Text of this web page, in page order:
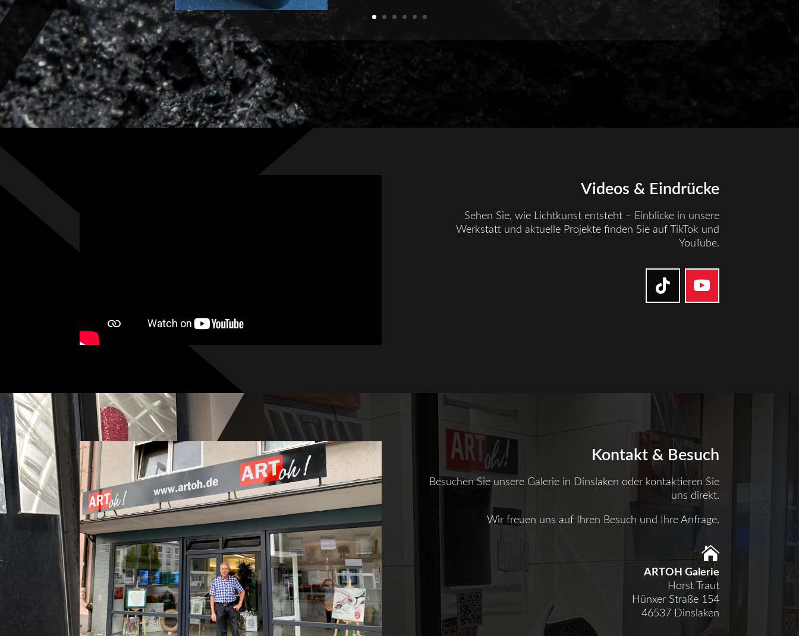
Videos & Eindrücke
Sehen Sie, wie Lichtkunst entsteht – Einblicke in unsere
Werkstatt und aktuelle Projekte finden Sie auf TikTok und
YouTube.
Kontakt & Besuch
Besuchen Sie unsere Galerie in Dinslaken oder kontaktieren Sie
uns direkt.
Wir freuen uns auf Ihren Besuch und Ihre Anfrage.

ARTOH Galerie
Horst Traut
Hünxer Straße 154
46537 Dinslaken